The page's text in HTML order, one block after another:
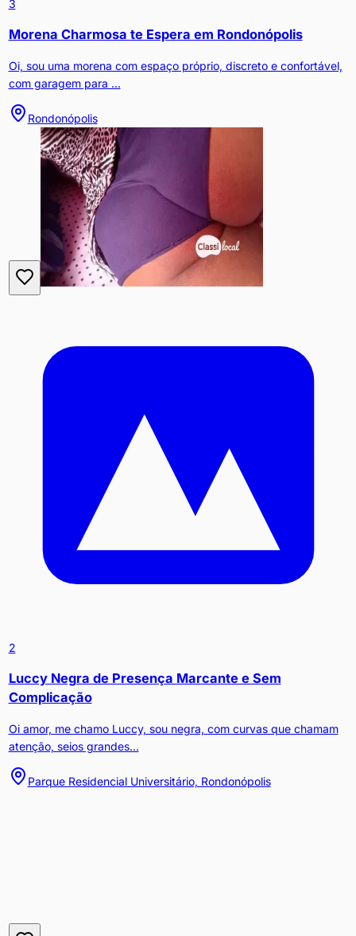
3
Morena Charmosa te Espera em Rondonópolis
Oi, sou uma morena com espaço próprio, discreto e confortável,
com garagem para ...
Rondonópolis
2
Luccy Negra de Presença Marcante e Sem
Complicação
Oi amor, me chamo Luccy, sou negra, com curvas que chamam
atenção, seios grandes...
Parque Residencial Universitário, Rondonópolis